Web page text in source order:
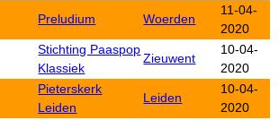
Preludium Woerden
11-04-
2020
Stichting Paaspop
Klassiek
Zieuwent
10-04-
2020
Pieterskerk
Leiden
Leiden
10-04-
2020